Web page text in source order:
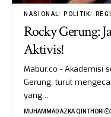
NASIONAL POLITIK
Rocky Gerung:
Aktivis!
Mabur.co - Akademisi
Gerung, turut
yang…
MUHAMMAD AZKA QINTHORI